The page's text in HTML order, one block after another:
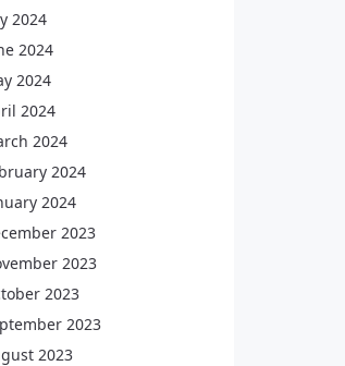
2024
2024
2024
2024
2024
2024
2024
2023
2023
2023
2023
2023